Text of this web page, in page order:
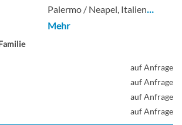
Palermo / Neapel, Italien…
Mehr
auf Anfrage
auf Anfrage
auf Anfrage
auf Anfrage